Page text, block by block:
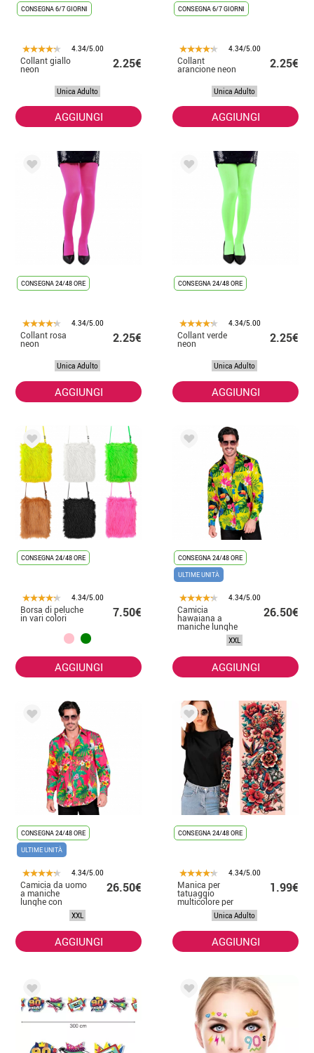
CONSEGNA 6/7 GIORNI
4.34/5.00
Collant giallo
neon 2.25€
Unica Adulto
AGGIUNGI
CONSEGNA 6/7 GIORNI
4.34/5.00
Collant
arancione neon 2.25€
Unica Adulto
AGGIUNGI
CONSEGNA 24/48 ORE
4.34/5.00
Collant rosa
neon 2.25€
Unica Adulto
AGGIUNGI
CONSEGNA 24/48 ORE
4.34/5.00
Collant verde
neon 2.25€
Unica Adulto
AGGIUNGI
CONSEGNA 24/48 ORE
4.34/5.00
Borsa di peluche
in vari colori 7.50€
AGGIUNGI
CONSEGNA 24/48 ORE
ULTIME UNITÀ
4.34/5.00
Camicia
hawaiana a
maniche lunghe
tucano da uomo
26.50€
XXL
AGGIUNGI
CONSEGNA 24/48 ORE
ULTIME UNITÀ
4.34/5.00
Camicia da uomo
a maniche
lunghe con
stampa
26.50€
XXL
AGGIUNGI
CONSEGNA 24/48 ORE
4.34/5.00
Manica per
tatuaggio
multicolore per
1.99€
Unica Adulto
AGGIUNGI